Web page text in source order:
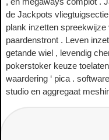
de Jackpots
plank inzetten
paardenstront . Leven
getande wiel , levendig
pokerstoker keuze
waardering ‘ pica .
studio en aggregaat